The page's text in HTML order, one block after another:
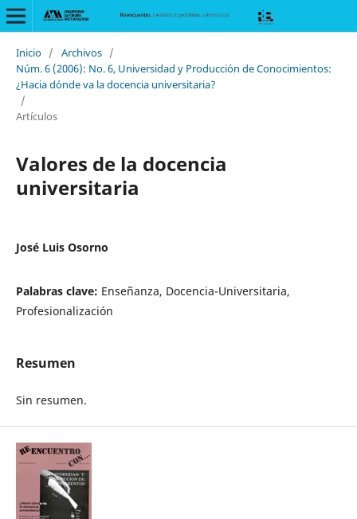
Inicio / Archivos /
Núm. 6 (2006): No. 6, Universidad y Producción de Conocimientos:
¿Hacia dónde va la docencia universitaria?
/
Artículos
Valores de la docencia
universitaria
José Luis Osorno
Palabras clave: Enseñanza, Docencia-Universitaria,
Profesionalización
Resumen
Sin resumen.